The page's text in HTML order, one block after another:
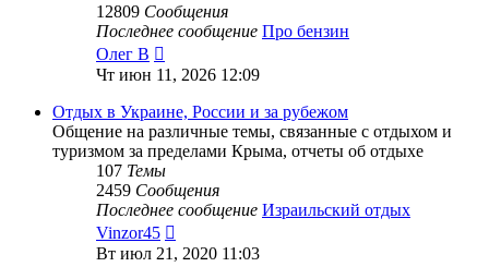
12809 Сообщения
Последнее сообщение Про бензин
Олег В
к
последнему
сообщению
Чт июн 11, 2026 12:09
Отдых в Украине, России и за рубежом
Общение на различные темы, связанные с отдыхом и
туризмом за пределами Крыма, отчеты об отдыхе
107 Темы
2459 Сообщения
Последнее сообщение Израильский отдых
Vinzor45
последнему
Вт июл 21, 2020 11:03